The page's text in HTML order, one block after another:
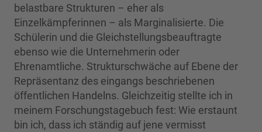
belastbare Strukturen – eher als
Einzelkämpferinnen – als Marginalisierte. Die
Schülerin und die Gleichstellungsbeauftragte
ebenso wie die Unternehmerin oder
Ehrenamtliche. Strukturschwäche auf Ebene der
Repräsentanz des eingangs beschriebenen
öffentlichen Handelns. Gleichzeitig stellte ich in
meinem Forschungstagebuch fest: Wie erstaunt
bin ich, dass ich ständig auf jene vermisst